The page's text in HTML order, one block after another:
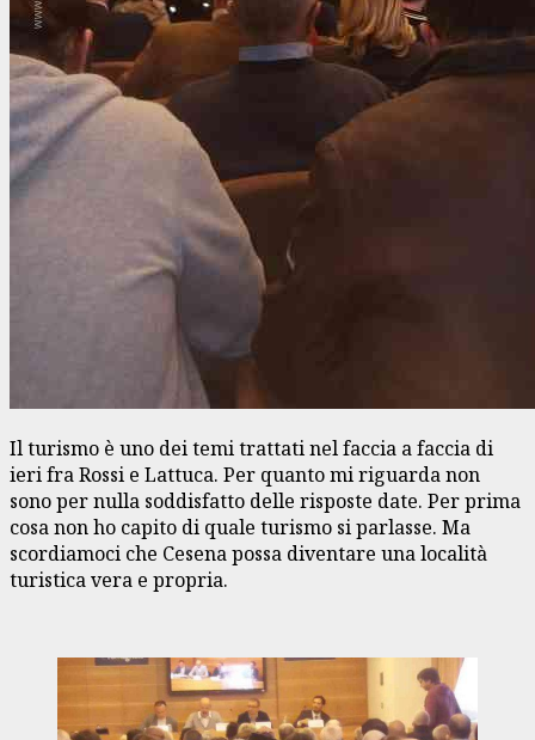
Il turismo è uno dei temi trattati nel faccia a faccia di
ieri fra Rossi e Lattuca. Per quanto mi riguarda non
sono per nulla soddisfatto delle risposte date. Per prima
cosa non ho capito di quale turismo si parlasse. Ma
scordiamoci che Cesena possa diventare una località
turistica vera e propria.